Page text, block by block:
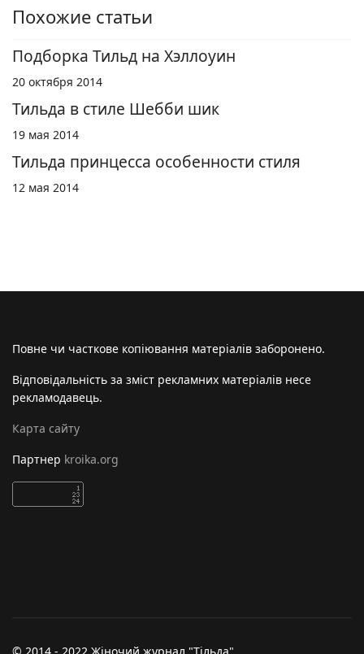
Похожие статьи
Подборка Тильд на Хэллоуин
20 октября 2014
Тильда в стиле Шебби шик
19 мая 2014
Тильда принцесса особенности стиля
12 мая 2014
Повне чи часткове копіювання матеріалів заборонено.
Відповідальність за зміст рекламних матеріалів несе
рекламодавець.
Карта сайту
Партнер kroika.org